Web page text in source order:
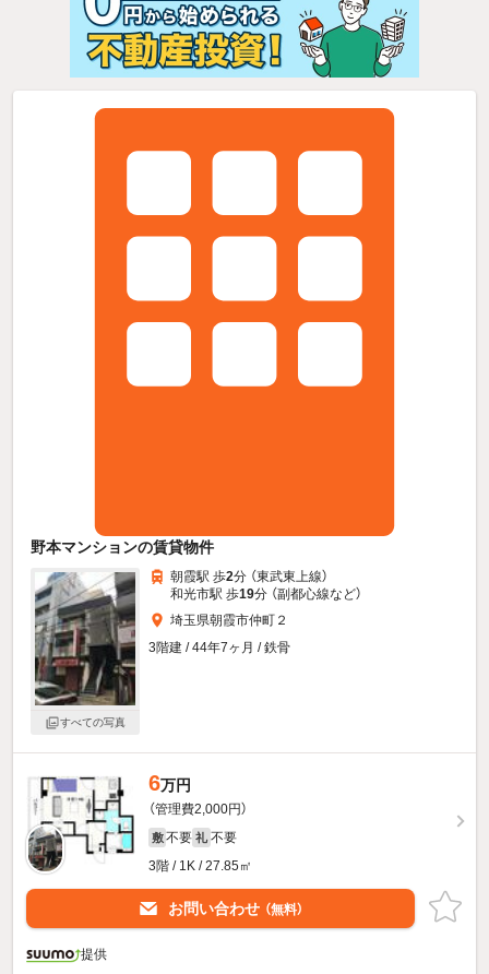
野本マンションの賃貸物件
すべての写真
朝霞駅 歩2分 （東武東上線）
和光市駅 歩19分 （副都心線など）
埼玉県朝霞市仲町２
3階建 / 44年7ヶ月 / 鉄骨
6万円
（管理費2,000円）
敷 不要 礼 不要
3階 / 1K / 27.85㎡
お問い合わせ （無料）
提供